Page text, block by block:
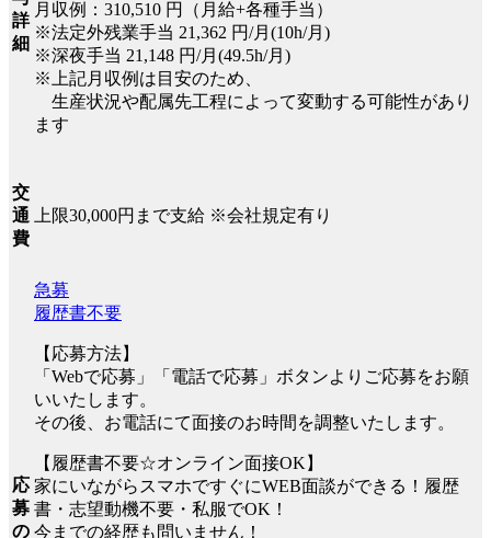
詳
細
月収例：310,510 円（月給+各種手当）
※法定外残業手当 21,362 円/月(10h/月)
※深夜手当 21,148 円/月(49.5h/月)
※上記月収例は目安のため、
生産状況や配属先工程によって変動する可能性があり
ます
交
通
費
上限30,000円まで支給 ※会社規定有り
応
募
の
急募
履歴書不要
【応募方法】
「Webで応募」「電話で応募」ボタンよりご応募をお願
いいたします。
その後、お電話にて面接のお時間を調整いたします。
【履歴書不要☆オンライン面接OK】
家にいながらスマホですぐにWEB面談ができる！履歴
書・志望動機不要・私服でOK！
今までの経歴も問いません！